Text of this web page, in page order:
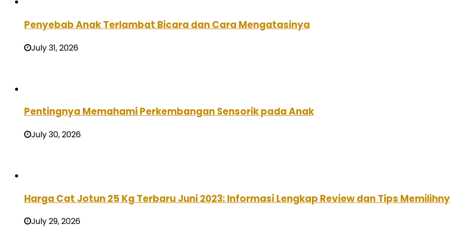
Penyebab Anak Terlambat Bicara dan Cara Mengatasinya
July 31, 2026
Pentingnya Memahami Perkembangan Sensorik pada Anak
July 30, 2026
Harga Cat Jotun 25 Kg Terbaru Juni 2023: Informasi Lengkap Review dan Tips
July 29, 2026